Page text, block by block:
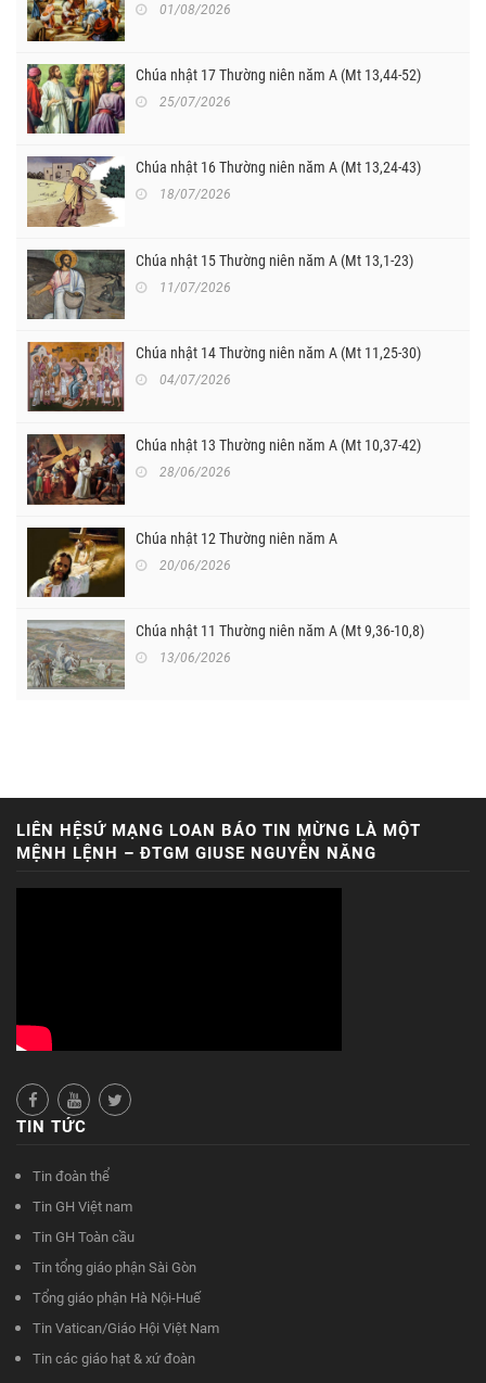
01/08/2026
Chúa nhật 17 Thường niên năm A (Mt 13,44-52)
25/07/2026
Chúa nhật 16 Thường niên năm A (Mt 13,24-43)
18/07/2026
Chúa nhật 15 Thường niên năm A (Mt 13,1-23)
11/07/2026
Chúa nhật 14 Thường niên năm A (Mt 11,25-30)
04/07/2026
Chúa nhật 13 Thường niên năm A (Mt 10,37-42)
28/06/2026
Chúa nhật 12 Thường niên năm A
20/06/2026
Chúa nhật 11 Thường niên năm A (Mt 9,36-10,8)
13/06/2026
LIÊN HỆSỨ MẠNG LOAN BÁO TIN MỪNG LÀ MỘT
MỆNH LỆNH – ĐTGM GIUSE NGUYỄN NĂNG
TIN TỨC
Tin đoàn thể
Tin GH Việt nam
Tin GH Toàn cầu
Tin tổng giáo phận Sài Gòn
Tổng giáo phận Hà Nội-Huế
Tin Vatican/Giáo Hội Việt Nam
Tin các giáo hạt & xứ đoàn